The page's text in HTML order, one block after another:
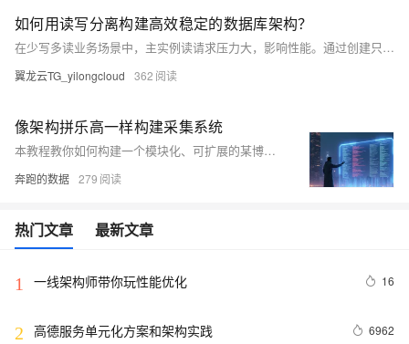
如何用读写分离构建高效稳定的数据库架构？
在少写多读业务场景中，主实例读请求压力大，影响性能。通过创建只读实例并使用数据库代理实现读写分离，可有效降低主实例负载，提升系统性能与可用性。本文详解配置步骤，助你构建高效稳定的数据库架构。
翼龙云TG_yilongcloud 362
像架构拼乐高一样构建采集系统
本教程教你如何构建一个模块化、可扩展的某博热搜采集系统，涵盖代理配置、多线程加速与数据提取，助你高效掌握网络舆情分析技巧。
奔跑的数据 279
热门文章 最新文章
1 一线架构师带你玩性能优化 16
2 高德服务单元化方案和架构实践 6962